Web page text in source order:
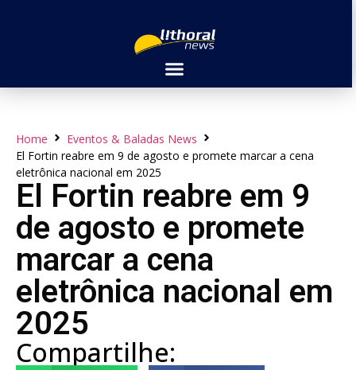
Home
Eventos & Baladas News
El Fortin reabre em 9 de agosto e promete marcar a cena
eletrônica nacional em 2025
El Fortin reabre em 9
de agosto e promete
marcar a cena
eletrônica nacional em
2025
Compartilhe: